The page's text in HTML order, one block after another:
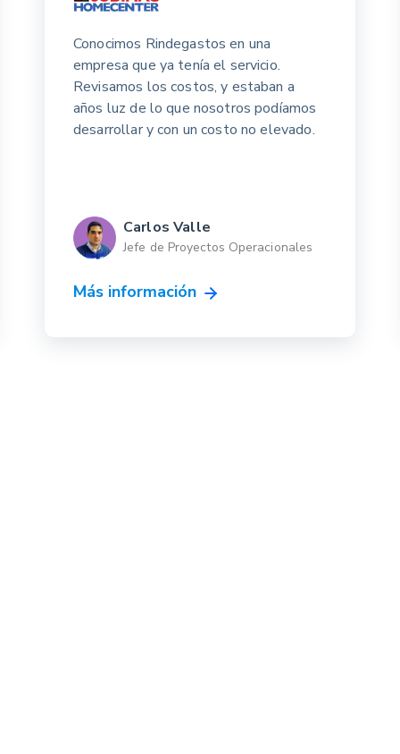
Conocimos Rindegastos en una
empresa que ya tenía el servicio.
Revisamos los costos, y estaban a
años luz de lo que nosotros podíamos
desarrollar y con un costo no elevado.
Carlos Valle
Jefe de Proyectos Operacionales
Más información